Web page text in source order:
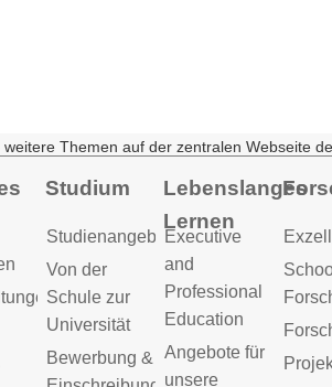
weitere Themen auf der zentralen Webseite
Studium
Studienangebot
Von der
Schule zur
Universität
Bewerbung &
Lebenslanges
Lernen
Executive
and
Professional
Education
Angebote für
unsere